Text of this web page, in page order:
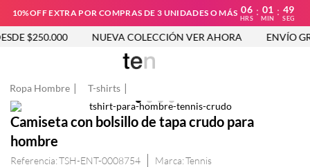
10%OFF EXTRA POR COMPRAS DE 3 UNIDADES O MÁS 06
HRS
: 01
MIN
: 49
SEG
$250.000 NUEVA COLECCIÓN VER AHORA ENVÍO
Ropa Hombre T-shirts
Camiseta con bolsillo de tapa crudo para
hombre
Referencia:TSH-ENT-0008754 Tennis